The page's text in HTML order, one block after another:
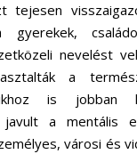
tejesen
gyerekek,
nevelést
a
is jobban
a mentális
városi és